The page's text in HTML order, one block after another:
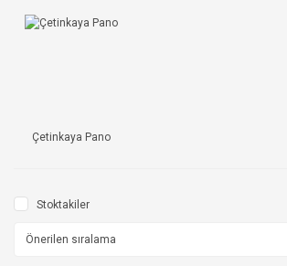
Çetinkaya Pano
Stoktakiler